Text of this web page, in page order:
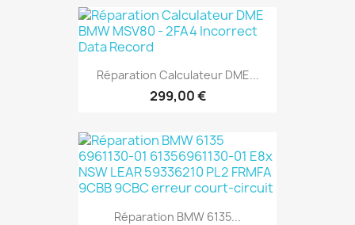
Réparation Calculateur DME...
299,00 €
Réparation BMW 6135...